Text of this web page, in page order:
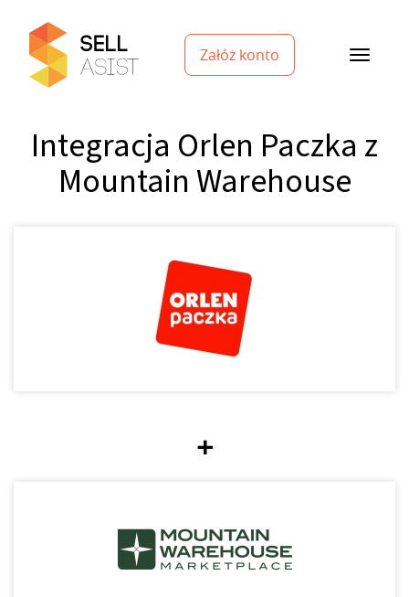
Załóż konto
Integracja Orlen Paczka z
Mountain Warehouse
+